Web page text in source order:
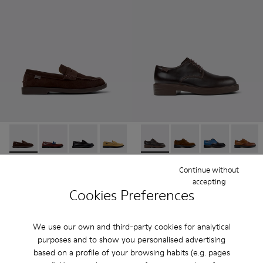
Cookies Preferences
We use our own and third-party cookies for analytical
purposes and to show you personalised advertising
based on a profile of your browsing habits (e.g. pages
Continue without
accepting
Don - K101014-001 - Pantofi din piele întoarsă maro pentru
Don - K101014-008 - Pantofi din piele multicolori
Don - K101014-004
Don - K101014-003 - Pantofi din
Don - K101014-002
Dean - K100979-002 -
Dean - K100979-027
Dean - Dean